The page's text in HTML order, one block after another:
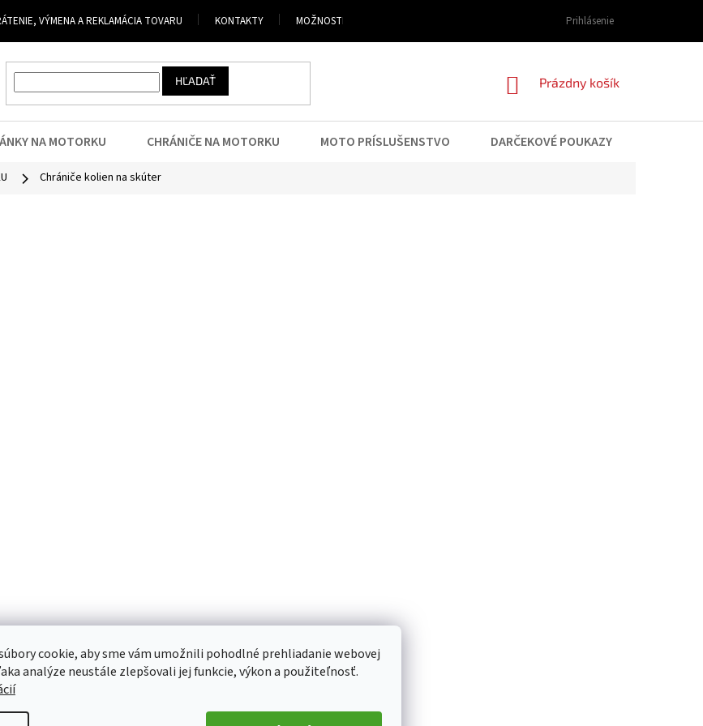
cookie, aby sme vám umožnili pohodlné prehliadanie webovej
analýze neustále zlepšovali jej funkcie, výkon a použiteľnosť.
VÝMENA A REKLAMÁCIA TOVARU KONTAKTY MOŽNOSTI DOPRAVY A PLATBY OBCHODNÉ PODMIENKY PODMIENKY
Prihlásenie
HĽADAŤ
NÁKUPNÝ
Prázdny košík
NA MOTORKU CHRÁNIČE NA MOTORKU MOTO PRÍSLUŠENSTVO DARČEKOVÉ POUKAZY
Chrániče kolien na skúter